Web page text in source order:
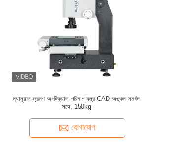
ম্যানুয়াল ভ্রমণ অপটিক্যাল পরিমাপ যন্ত্র CAD অঙ্কন সমর্থন
সঙ্গে, 150kg
যোগাযোগ